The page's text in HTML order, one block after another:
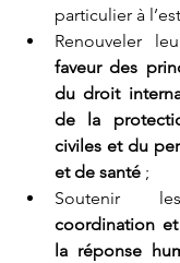
particulier à
Renouveler
faveur des
du droit
de la
civiles et du
et de santé ;
coordination
la réponse